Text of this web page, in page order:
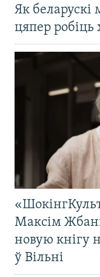
Як беларускі
цяпер робіць
Максім
новую кнігу
ў Вільні